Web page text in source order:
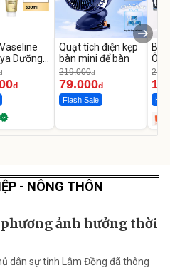
Dưỡng
Mịn Sau 7
đ
Quạt tích điện kẹp
bàn mini để bàn
219.000đ
79.000đ
Flash Sale
Ô
Hot
- NÔNG THÔN
ảnh hưởng thời
dân sự tỉnh Lâm Đồng đã thông